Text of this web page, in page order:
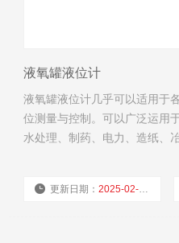
液氧罐液位计
液氧罐液位计几乎可以适用于
位测量与控制。可以广泛运用
水处理、制药、电力、造纸、
更新日期：2025-02-19